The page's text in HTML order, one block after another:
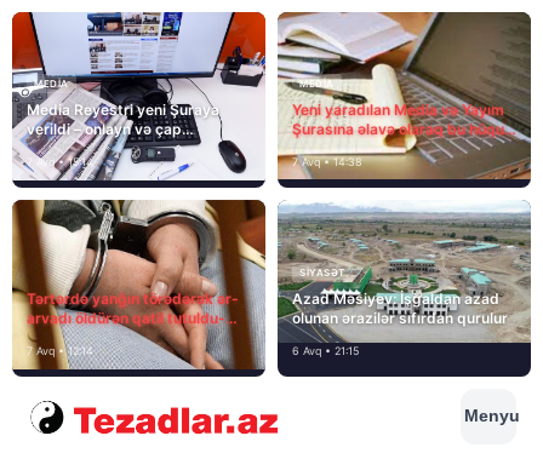
MEDİA
Media Reyestri yeni Şuraya
verildi – onlayn və çap
mediasını nə gözləyir?
7 Avq • 15:14
MEDİA
Yeni yaradılan Media və Yayım
Şurasına əlavə olaraq bu hüquq
və vəzifələr də verilib
7 Avq • 14:38
Tərtərdə yanğın törədərək ər-
arvadı öldürən qatil tutuldu-
SON DƏQİQƏ
7 Avq • 12:14
SIYASƏT
Azad Məsiyev: İşğaldan azad
olunan ərazilər sıfırdan qurulur
6 Avq • 21:15
Menyu